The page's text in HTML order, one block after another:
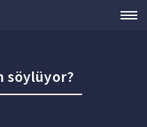
söylüyor?